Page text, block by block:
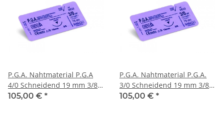
P.G.A. Nahtmaterial P.G.A
4/0 Schneidend 19 mm 3/8
kreisförmig Schneidend
105,00 € *
P.G.A. Nahtmaterial P.G.A.
3/0 Schneidend 19 mm 3/8
kreisförmig Schneidend
105,00 € *